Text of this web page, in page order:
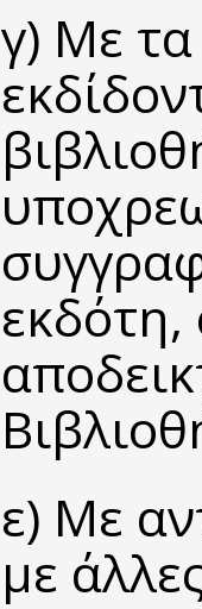
γ) Με
εκδότη,
ε) Με
με